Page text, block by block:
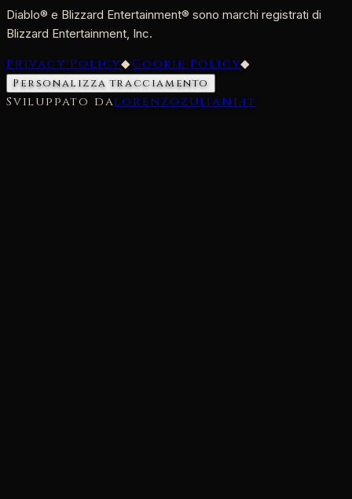
Diablo® e Blizzard Entertainment® sono marchi registrati di
Blizzard Entertainment, Inc.
Privacy Policy◆Cookie Policy◆
Personalizza tracciamento
Sviluppato dalorenzozuliani.it